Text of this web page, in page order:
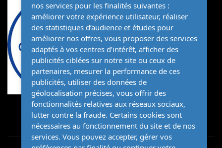
nos services pour les finalités suivantes :
améliorer votre expérience utilisateur, réaliser
des statistiques d’audience et études pour
améliorer nos offres, vous proposer des services
adaptés à vos centres d’intérêt, afficher des
publicités ciblées sur notre site ou ceux de
partenaires, mesurer la performance de ces
publicités, utiliser des données de
géolocalisation précises, vous offrir des
fonctionnalités relatives aux réseaux sociaux,
lutter contre la fraude. Certains cookies sont
nécessaires au fonctionnement du site et de nos
services. Vous pouvez accepter, gérer vos